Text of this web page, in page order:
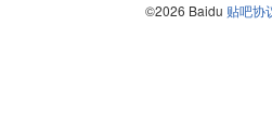
©2026 Baidu 贴吧协